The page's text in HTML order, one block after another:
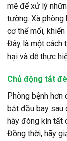
mẽ để xử lý
tường. Xà
cơ thể mối,
Đây là một cách
hại và dễ thực
Chủ động tắt
Phòng bệnh
bắt đầu bay sau
hãy đóng kín tất
Đồng thời, hãy